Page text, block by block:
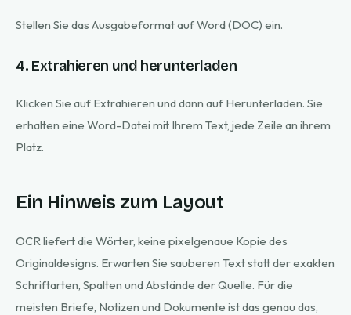
Stellen Sie das Ausgabeformat auf Word (DOC) ein.
4. Extrahieren und herunterladen
Klicken Sie auf Extrahieren und dann auf Herunterladen. Sie
erhalten eine Word-Datei mit Ihrem Text, jede Zeile an ihrem
Platz.
Ein Hinweis zum Layout
OCR liefert die Wörter, keine pixelgenaue Kopie des
Originaldesigns. Erwarten Sie sauberen Text statt der exakten
Schriftarten, Spalten und Abstände der Quelle. Für die
meisten Briefe, Notizen und Dokumente ist das genau das,